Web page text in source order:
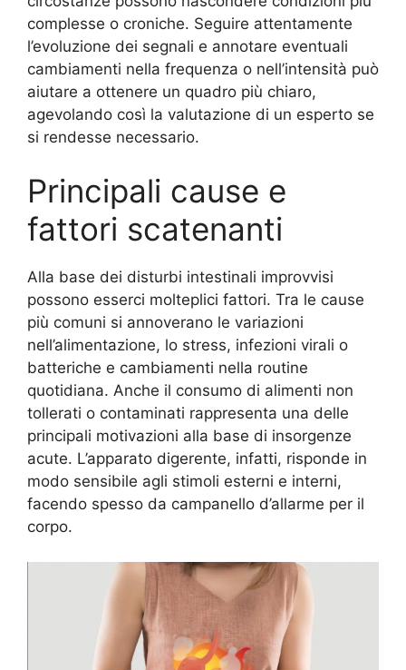
complesse o croniche. Seguire attentamente
l’evoluzione dei segnali e annotare eventuali
cambiamenti nella frequenza o nell’intensità può
aiutare a ottenere un quadro più chiaro,
agevolando così la valutazione di un esperto se
si rendesse necessario.
Principali cause e
fattori scatenanti
Alla base dei disturbi intestinali improvvisi
possono esserci molteplici fattori. Tra le cause
più comuni si annoverano le variazioni
nell’alimentazione, lo stress, infezioni virali o
batteriche e cambiamenti nella routine
quotidiana. Anche il consumo di alimenti non
tollerati o contaminati rappresenta una delle
principali motivazioni alla base di insorgenze
acute. L’apparato digerente, infatti, risponde in
modo sensibile agli stimoli esterni e interni,
facendo spesso da campanello d’allarme per il
corpo.